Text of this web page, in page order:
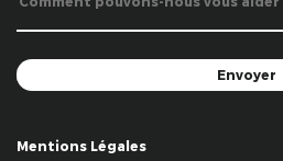
Mentions Légales